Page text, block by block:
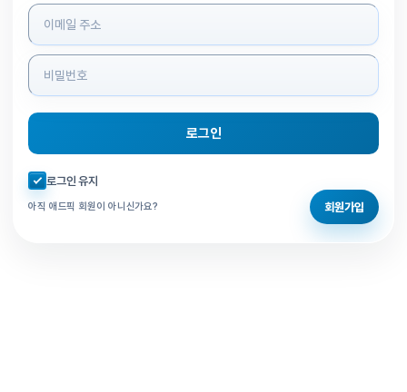
로그인 정보 입력
로그인
자동로그인 체크
로그인 유지
아직 애드픽 회원이 아니신가요? 회원가입